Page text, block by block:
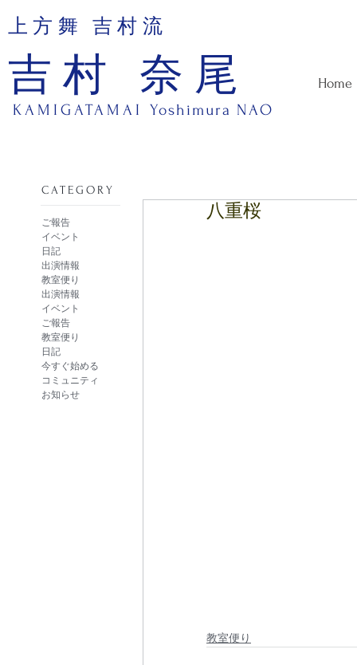
上方舞 吉村流
吉村 奈尾 Home
KAMIGATAMAI Yoshimura NAO
​CATEGORY
ご報告
イベント
日記
出演情報
教室便り
出演情報
イベント
ご報告
教室便り
日記
今すぐ始める
コミュニティ
お知らせ
八重桜
教室便り